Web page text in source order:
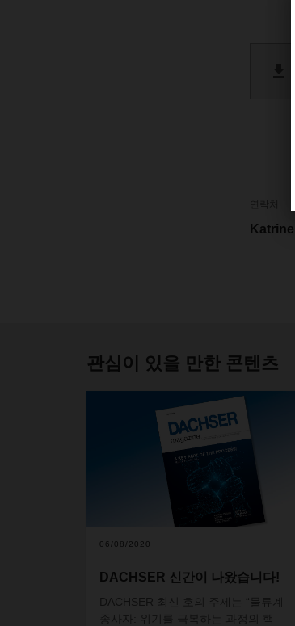
관심이 있을 만한 콘텐츠
06/08/2020
DACHSER 신간이 나왔습니다!
DACHSER 최신 호의 주제는
“물류계
종사자
위기를 과정의